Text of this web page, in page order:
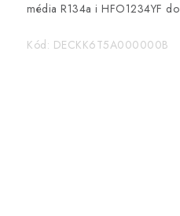
média R134a i HFO1234YF
Kód: DECKK6T5A000000B